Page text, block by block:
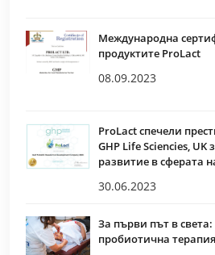
Международна
продуктите ProLact
08.09.2023
ProLact спечели
GHP Life Sciencies, UK
развитие в сферата
30.06.2023
За първи път в
пробиотична